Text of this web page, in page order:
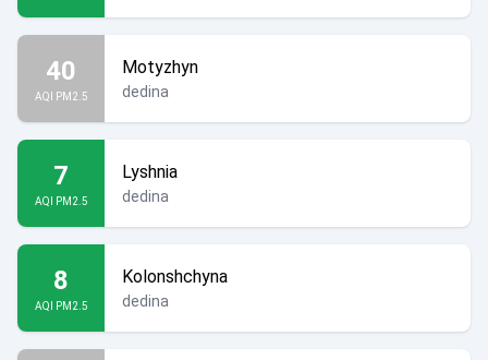
40
AQI PM2.5
Motyzhyn
dedina
7
AQI PM2.5
Lyshnia
dedina
8
AQI PM2.5
Kolonshchyna
dedina